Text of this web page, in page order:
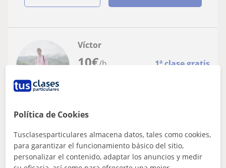
10€/h 1ª clase gratis
Víctor
Matemáticas: Matemáticas básicas
Profesor de matemáticas y de física para
niñ@s con un nivel hasta 2° bachillerato
Política de Cookies
Tusclasesparticulares almacena datos, tales como cookies,
para garantizar el funcionamiento básico del sitio,
personalizar el contenido, adaptar los anuncios y medir